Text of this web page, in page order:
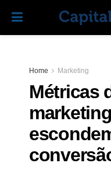
Home Marketing
Métricas